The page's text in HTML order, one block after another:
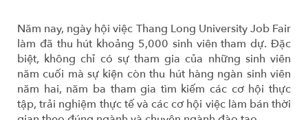
Năm nay, ngày hội việc Thang Long University Job Fair
làm đã thu hút khoảng 5,000 sinh viên tham dự. Đặc
biệt, không chỉ có sự tham gia của những sinh viên
năm cuối mà sự kiện còn thu hút hàng ngàn sinh viên
năm hai, năm ba tham gia tìm kiếm các cơ hội thực
tập, trải nghiệm thực tế và các cơ hội việc làm bán thời